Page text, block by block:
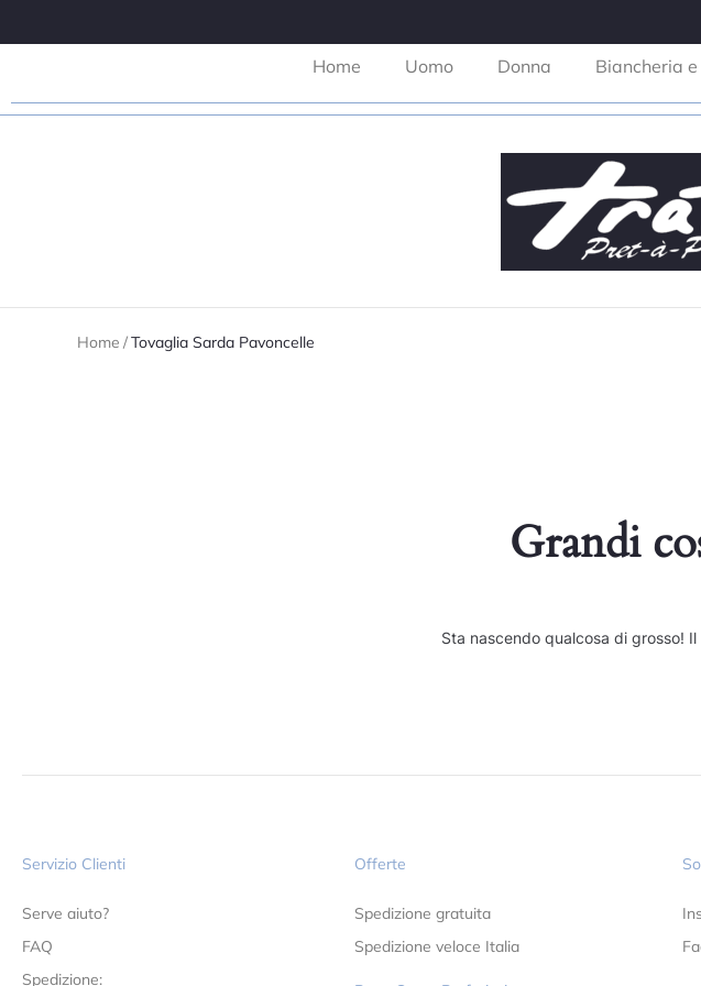
Home Uomo Donna Biancheria e
Home /Tovaglia Sarda Pavoncelle
Grandi
Sta nascendo qualcosa di grosso!
Servizio Clienti
Serve aiuto?
FAQ
Spedizione:
Offerte
Spedizione gratuita
Spedizione veloce Italia